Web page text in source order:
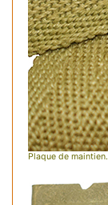
Plaque de maintien.